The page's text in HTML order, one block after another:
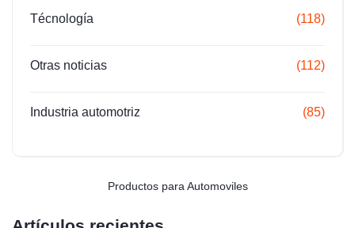
Técnología (118)
Otras noticias (112)
Industria automotriz (85)
Productos para Automoviles